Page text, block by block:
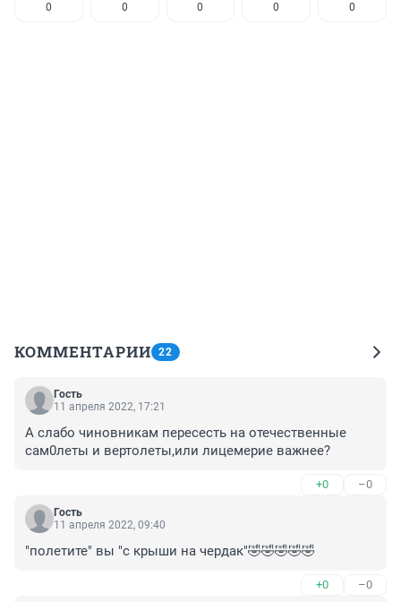
0 0 0 0 0
КОММЕНТАРИИ 22
Гость
11 апреля 2022, 17:21
А слабо чиновникам пересесть на отечественные
сам0леты и вертолеты,или лицемерие важнее?
+0 –0
Гость
11 апреля 2022, 09:40
"полетите" вы "с крыши на чердак"🤣🤣🤣🤣🤣
+0 –0